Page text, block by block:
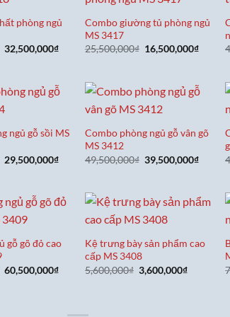
phòng ngủ
Giá
32,500,000₫Giá
32,500,000₫.
Combo giường tủ phòng ngủ
MS 3417
25,500,000₫ Giá
16,500,000₫Giá
ngủ gỗ sồi MS
Giá
gốc
29,500,000₫Giá
29,500,000₫.
Combo phòng ngủ gỗ vân gõ
MS 3412
49,500,000₫ Giá
gốc
39,500,000₫Giá
gỗ gõ đỏ cao
Giá
gốc
60,500,000₫Giá
Kệ trưng bày sản phẩm cao
cấp MS 3408
5,600,000₫ Giá
gốc
3,600,000₫Giá